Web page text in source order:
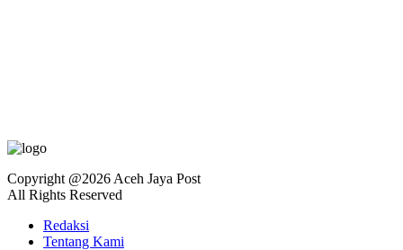
Copyright @2026 Aceh Jaya Post
All Rights Reserved
Redaksi
Tentang Kami